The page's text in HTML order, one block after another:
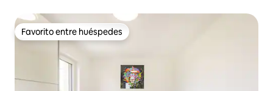
Favorito entre huéspedes
Favorito entre huéspedes